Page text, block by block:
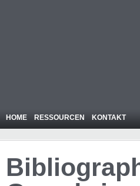
HOME RESSOURCEN KONTAKT